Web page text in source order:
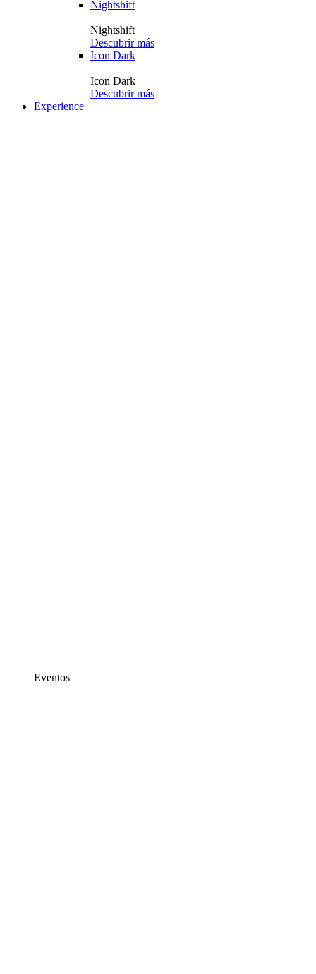
Nightshift
Nightshift
Descubrir más
Icon Dark
Icon Dark
Descubrir más
Experience
Eventos